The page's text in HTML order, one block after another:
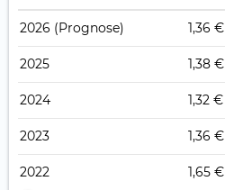
2026 (Prognose) 1,36 €
2025 1,38 €
2024 1,32 €
2023 1,36 €
2022 1,65 €